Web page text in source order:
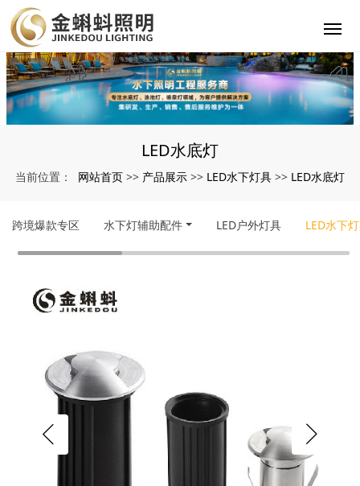
LED水底灯
当前位置： 网站首页 >> 产品展示 >> LED水下灯具 >> LED水底灯
跨境爆款专区 水下灯辅助配件 LED户外灯具 LED水下